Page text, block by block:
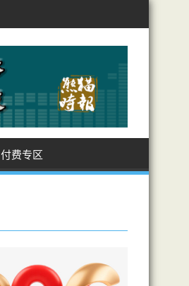
付费专区